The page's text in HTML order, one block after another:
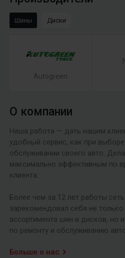
Шины Диски
Autogreen
О компании
Наша работа — дать нашим
удобный сервис, как при
обслуживании своего авто.
максимально эффективным по
клиента.
Более чем за 12 лет работы
зарекомендовал себя не
ассортимента шин и дисков, но
по ремонту и обслуживанию
Больше о нас